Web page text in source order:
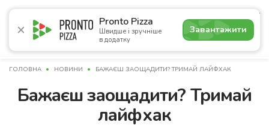
Pronto Pizza
Швидше і зручніше
в додатку
Завантажити
5.0
Акції Піца Суші Сети Напої Пасти
ГОЛОВНА НОВИНИ БАЖАЄШ ЗАОЩАДИТИ? ТРИМАЙ ЛАЙФХАК
Бажаєш заощадити? Тримай
лайфхак